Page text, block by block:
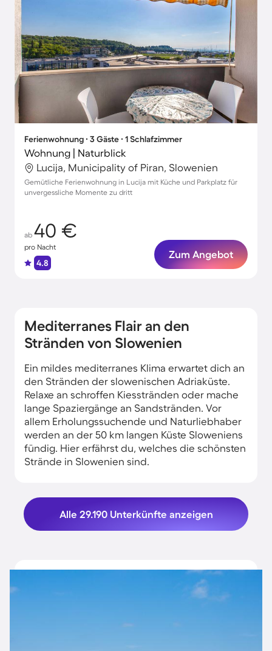
Ferienwohnung ∙ 3 Gäste ∙ 1 Schlafzimmer
Wohnung | Naturblick
Lucija, Municipality of Piran, Slowenien
Gemütliche Ferienwohnung in Lucija mit Küche und Parkplatz für
unvergessliche Momente zu dritt
ab 40 €
pro Nacht
4.8
Zum Angebot
Mediterranes Flair an den
Stränden von Slowenien
Ein mildes mediterranes Klima erwartet dich an
den Stränden der slowenischen Adriaküste.
Relaxe an schroffen Kiesstränden oder mache
lange Spaziergänge an Sandstränden. Vor
allem Erholungssuchende und Naturliebhaber
werden an der 50 km langen Küste Sloweniens
fündig. Hier erfährst du, welches die schönsten
Strände in Slowenien sind.
Alle 29.190 Unterkünfte anzeigen